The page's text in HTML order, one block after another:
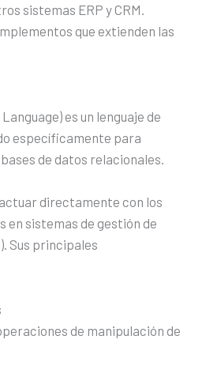
sistemas ERP y CRM.
que extienden las
es un lenguaje de
específicamente para
de datos relacionales.
directamente con los
en sistemas de gestión de
Sus principales
de manipulación de